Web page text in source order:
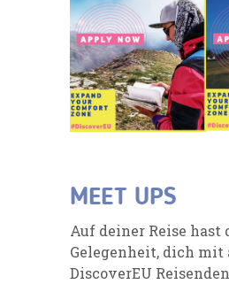
MEET UPS
Auf deiner Reise hast
Gelegenheit, dich mit
DiscoverEU